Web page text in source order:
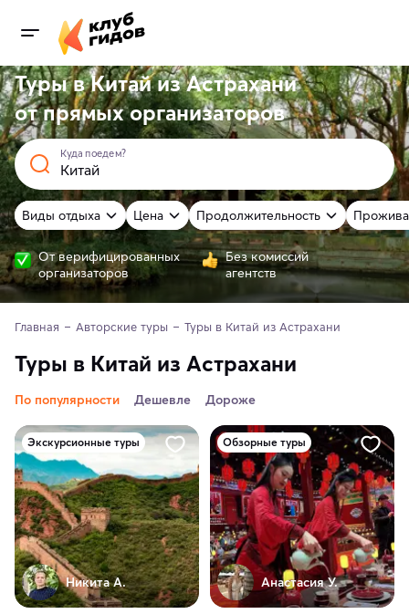
Туры в Китай из Астрахани
отпрямыхорганизаторов
Куда поедем?
Виды отдыха Цена Продолжительность
От верифицированных
организаторов
Без комиссий
агентств
Главная Авторские туры Туры в Китай из Астрахани
Туры в Китай из Астрахани
По популярности Дешевле Дороже
Экскурсионные туры
Никита А.
Обзорные туры
Анастасия У.